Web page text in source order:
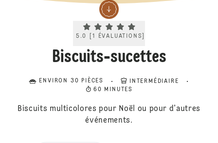
Current rating 5.0. Click to rate.
5.0 1 ÉVALUATIONS
Biscuits-sucettes
ENVIRON 30 PIÈCES
INTERMÉDIAIRE
60 MINUTES
Biscuits multicolores pour Noël ou pour d’autres
événements.